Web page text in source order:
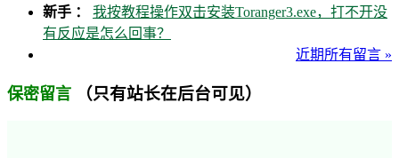
新手 ： 我按教程操作双击安装Toranger3.exe，打不开没
有反应是怎么回事？
近期所有留言 »
保密留言 （只有站长在后台可见）